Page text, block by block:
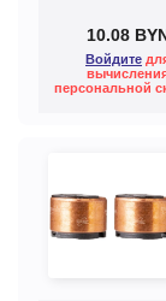
10.08
Войдите
персональной